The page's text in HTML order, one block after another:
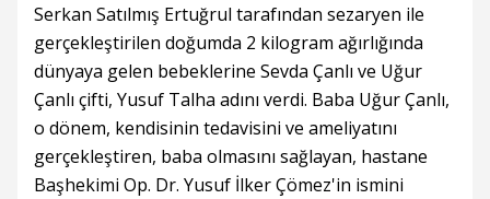
Serkan Satılmış Ertuğrul tarafından sezaryen ile
gerçekleştirilen doğumda 2 kilogram ağırlığında
dünyaya gelen bebeklerine Sevda Çanlı ve Uğur
Çanlı çifti, Yusuf Talha adını verdi. Baba Uğur Çanlı,
o dönem, kendisinin tedavisini ve ameliyatını
gerçekleştiren, baba olmasını sağlayan, hastane
Başhekimi Op. Dr. Yusuf İlker Çömez'in ismini